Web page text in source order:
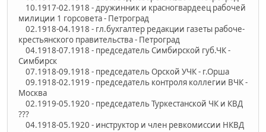
10.1917-02.1918 - дружинник и красногвардеец рабочей
милиции 1 горсовета - Петроград
02.1918-04.1918 - гл.бухгалтер редакции газеты рабоче-
крестьянского правительства - Петроград
04.1918-07.1918 - председатель Симбирской губ.ЧК -
Симбирск
07.1918-09.1918 - председатель Орской УЧК - г.Орша
09.1918-02.1919 - председатель контроля коллегии ВЧК -
Москва
02.1919-05.1920 - председатель Туркестанской ЧК и КВД
???
04.1918-05.1920 - инструктор и член ревкомиссии НКВД